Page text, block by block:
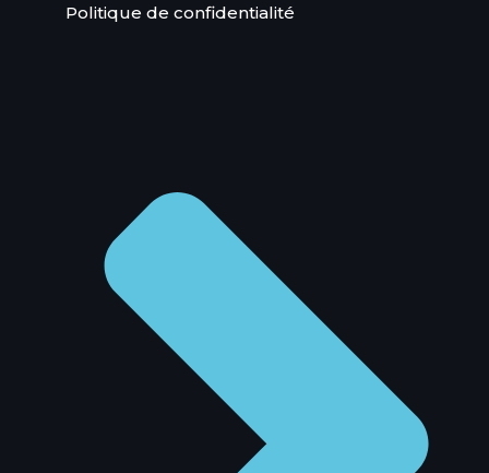
Politique de confidentialité